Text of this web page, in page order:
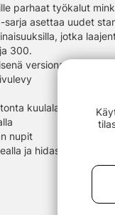
parhaat työkalut
asettaa uudet
jotka
300.
versiona
kuulalaakeria,
nupit
ja